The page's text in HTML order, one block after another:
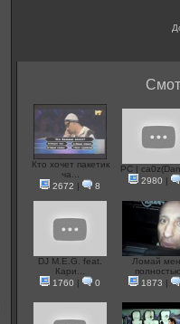
Кто хочет пакетик
ча...
2672 | 8
PC |
2980 |
DJ M.E.G. feat.
Кари...
1760 | 0
Ломай
1873 |